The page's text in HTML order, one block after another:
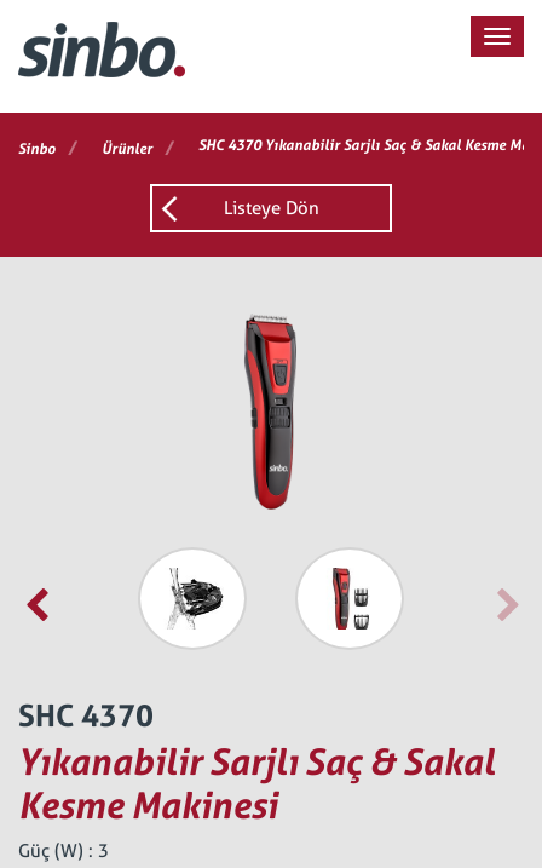
Sinbo / Ürünler / SHC 4370 Yıkanabilir Sarjlı Saç & Sakal Kesme
Listeye Dön
SHC 4370
Yıkanabilir Sarjlı Saç & Sakal
Kesme Makinesi
Güç (W) : 3